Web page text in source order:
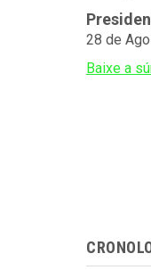
28 de
Baixe a